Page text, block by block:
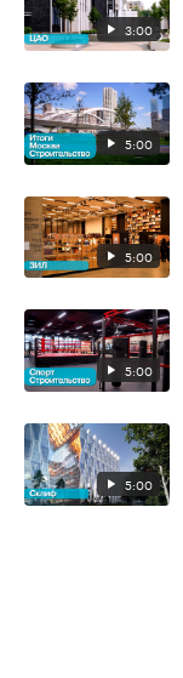
3:00
5:00
5:00
5:00
5:00